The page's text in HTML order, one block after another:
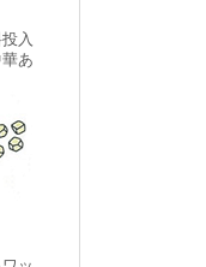
入
あ